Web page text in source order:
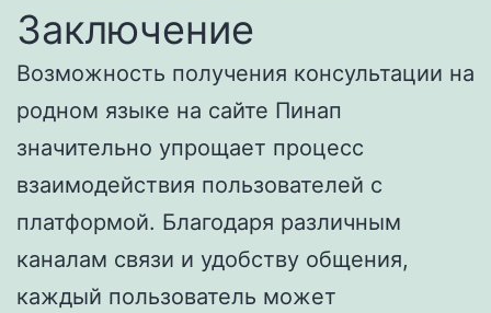
Заключение
Возможность получения консультации на
родном языке на сайте Пинап
значительно упрощает процесс
взаимодействия пользователей с
платформой. Благодаря различным
каналам связи и удобству общения,
каждый пользователь может